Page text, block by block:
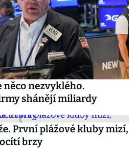
něco nezvyklého.
shánějí miliardy
První plážové kluby mizí,
brzy